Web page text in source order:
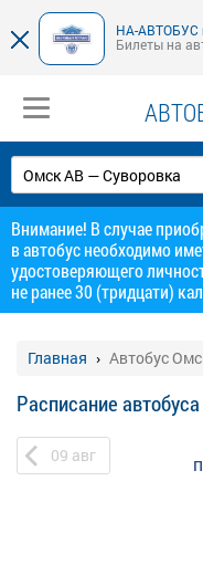
НА-АВТОБУС
Билеты на
Внимание! В случае
в автобус необходимо
удостоверяющего
не ранее 30 (тридцати)
Главная Автобус
Расписание
09 авг